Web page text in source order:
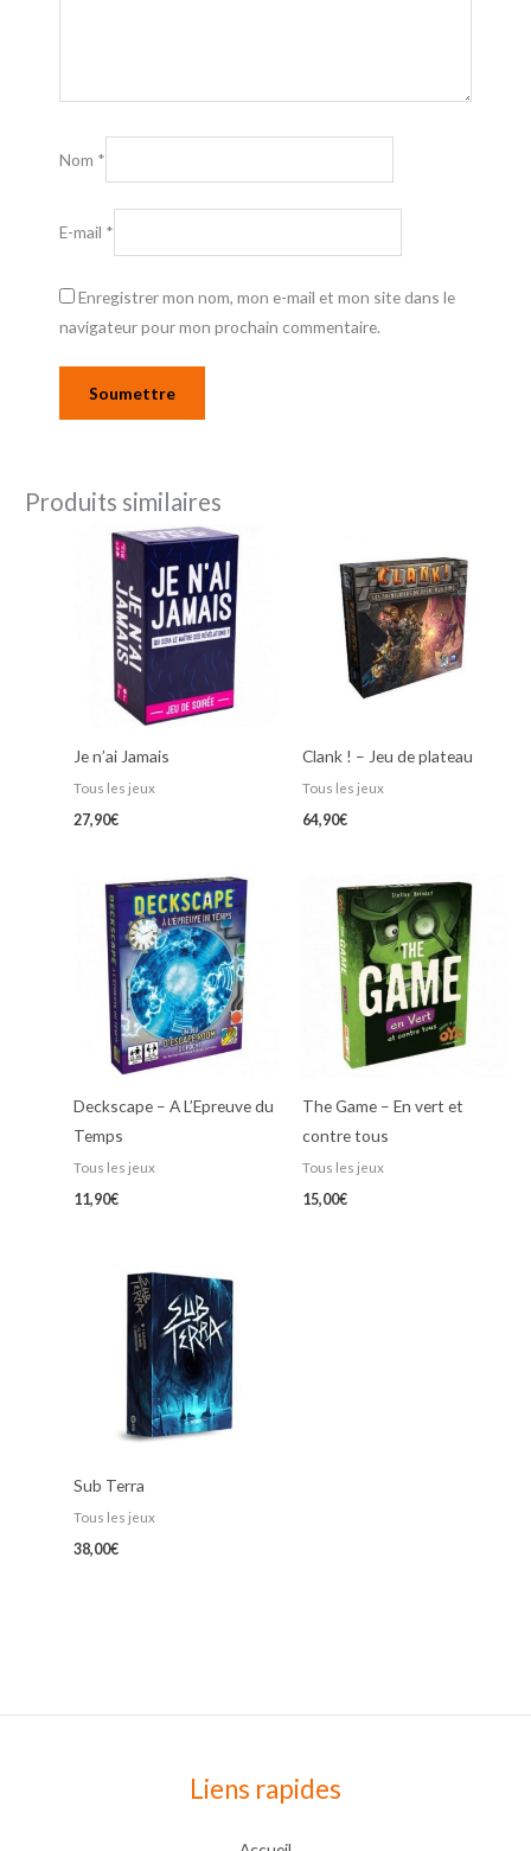
Nom *
E-mail *
Enregistrer mon nom, mon e-mail et mon site dans le
navigateur pour mon prochain commentaire.
Produits similaires
Je n’ai Jamais
Tous les jeux
27,90€
Clank ! – Jeu de plateau
Tous les jeux
64,90€
Deckscape – A L’Epreuve du
Temps
Tous les jeux
11,90€
The Game – En vert et
contre tous
Tous les jeux
15,00€
Sub Terra
Tous les jeux
38,00€
Liens rapides